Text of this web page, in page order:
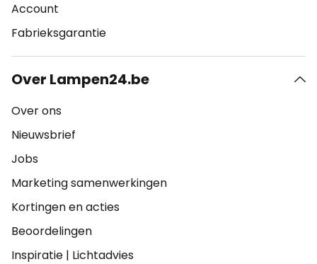
Account
Fabrieksgarantie
Over Lampen24.be
Over ons
Nieuwsbrief
Jobs
Marketing samenwerkingen
Kortingen en acties
Beoordelingen
Inspiratie | Lichtadvies